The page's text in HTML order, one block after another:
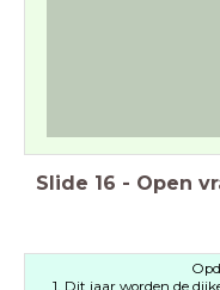
Slide 16 - Open